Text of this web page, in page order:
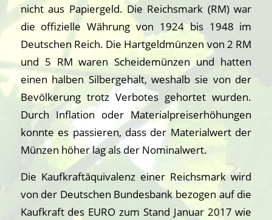
nicht aus Papiergeld. Die Reichsmark (RM) war
die offizielle Währung von 1924 bis 1948 im
Deutschen Reich. Die Hartgeldmünzen von 2 RM
und 5 RM waren Scheidemünzen und hatten
einen halben Silbergehalt, weshalb sie von der
Bevölkerung trotz Verbotes gehortet wurden.
Durch Inflation oder Materialpreiserhöhungen
konnte es passieren, dass der Materialwert der
Münzen höher lag als der Nominalwert.
Die Kaufkraftäquivalenz einer Reichsmark wird
von der Deutschen Bundesbank bezogen auf die
Kaufkraft des EURO zum Stand Januar 2017 wie